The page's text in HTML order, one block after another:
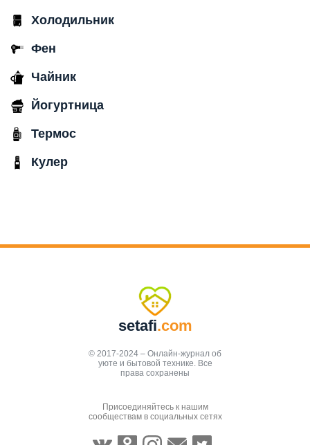
Холодильник
Фен
Чайник
Йогуртница
Термос
Кулер
setafi.com
© 2017-2024 – Онлайн-журнал об
уюте и бытовой технике. Все
права сохранены
Присоединяйтесь к нашим
сообществам в социальных сетях